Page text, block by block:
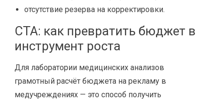
отсутствие резерва на корректировки.
CTA: как превратить бюджет в
инструмент роста
Для лаборатории медицинских анализов
грамотный расчёт бюджета на рекламу в
медучреждениях — это способ получить